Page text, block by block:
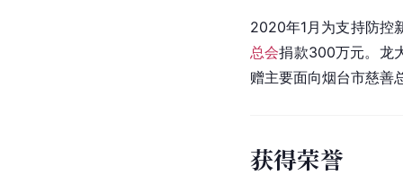
2020年1月为支持防控
总会捐款300万元。龙
赠主要面向烟台市慈善
获得荣誉